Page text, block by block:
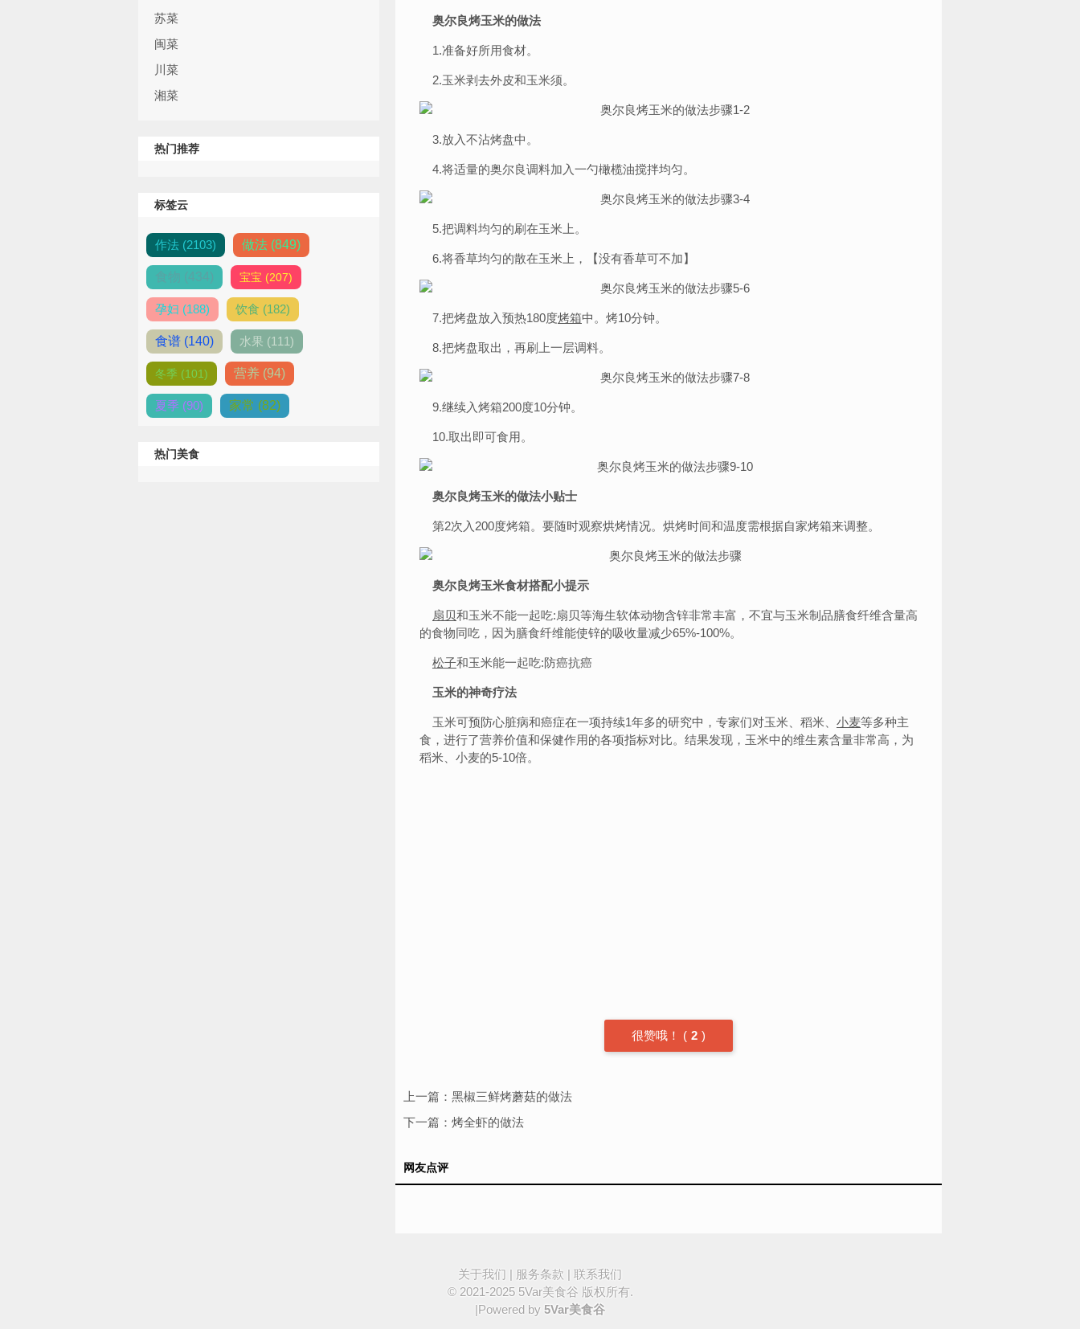
苏菜
闽菜
川菜
湘菜
热门推荐
标签云
作法 (2103) 做法 (849)
食物 (434) 宝宝 (207)
孕妇 (188) 饮食 (182)
食谱 (140) 水果 (111)
冬季 (101) 营养 (94)
夏季 (90) 家常 (82)
热门美食
奥尔良烤玉米的做法
1.准备好所用食材。
2.玉米剥去外皮和玉米须。
3.放入不沾烤盘中。
4.将适量的奥尔良调料加入一勺橄榄油搅拌均匀。
5.把调料均匀的刷在玉米上。
6.将香草均匀的散在玉米上，【没有香草可不加】
7.把烤盘放入预热180度烤箱中。烤10分钟。
8.把烤盘取出，再刷上一层调料。
9.继续入烤箱200度10分钟。
10.取出即可食用。
奥尔良烤玉米的做法小贴士
第2次入200度烤箱。要随时观察烘烤情况。烘烤时间和温度需根据自家烤箱来调整。
奥尔良烤玉米食材搭配小提示
扇贝和玉米不能一起吃:扇贝等海生软体动物含锌非常丰富，不宜与玉米制品膳食纤维含量高
的食物同吃，因为膳食纤维能使锌的吸收量减少65%-100%。
松子和玉米能一起吃:防癌抗癌
玉米的神奇疗法
玉米可预防心脏病和癌症在一项持续1年多的研究中，专家们对玉米、稻米、 小麦等多种主
食，进行了营养价值和保健作用的各项指标对比。结果发现，玉米中的维生素含量非常高，为
稻米、小麦的5-10倍。
很赞哦！ ( 2 )
上一篇： 黑椒三鲜烤蘑菇的做法
下一篇： 烤全虾的做法
网友点评
关于我们 | 服务条款 | 联系我们
© 2021-2025 5Var美食谷 版权所有.
|Powered by 5Var美食谷